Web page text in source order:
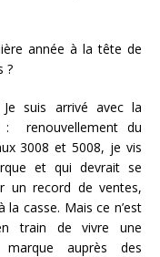
année à la tête de
?
Je suis arrivé avec la
: renouvellement du
3008 et 5008, je vis
et qui devrait se
un record de ventes,
la casse. Mais ce n’est
train de vivre une
auprès des